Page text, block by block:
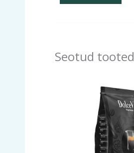
Seotud tooted